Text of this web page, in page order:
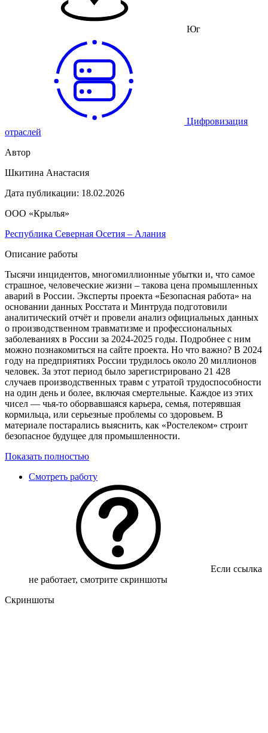
Юг
Цифровизация
отраслей
Автор
Шкитина Анастасия
Дата публикации: 18.02.2026
ООО «Крылья»
Республика Северная Осетия – Алания
Описание работы
Тысячи инцидентов, многомиллионные убытки и, что самое
страшное, человеческие жизни – такова цена промышленных
аварий в России. Эксперты проекта «Безопасная работа» на
основании данных Росстата и Минтруда подготовили
аналитический отчёт и провели анализ официальных данных
о производственном травматизме и профессиональных
заболеваниях в России за 2024-2025 годы. Подробнее с ним
можно познакомиться на сайте проекта. Но что важно? В 2024
году на предприятиях России трудилось около 20 миллионов
человек. За этот период было зарегистрировано 21 428
случаев производственных травм с утратой трудоспособности
на один день и более, включая смертельные. Каждое из этих
чисел — чья-то оборвавшаяся карьера, семья, потерявшая
кормильца, или серьезные проблемы со здоровьем. В
материале постарались выяснить, как «Ростелеком» строит
безопасное будущее для промышленности.
Показать полностью
Смотреть работу
Если ссылка
не работает, смотрите скриншоты
Скриншоты